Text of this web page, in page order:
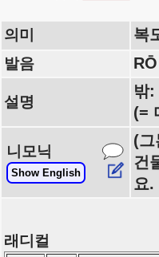
의미 복
발음 RŌ
설명
밖:
(=
니모닉
Show English
(그
건
요.
래디컬